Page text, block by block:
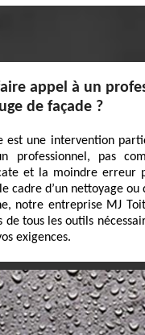
appel à un
de façade ?
est une intervention
professionnel, pas
et la moindre erreur
cadre d’un nettoyage ou
notre entreprise MJ
de tous les outils
exigences.